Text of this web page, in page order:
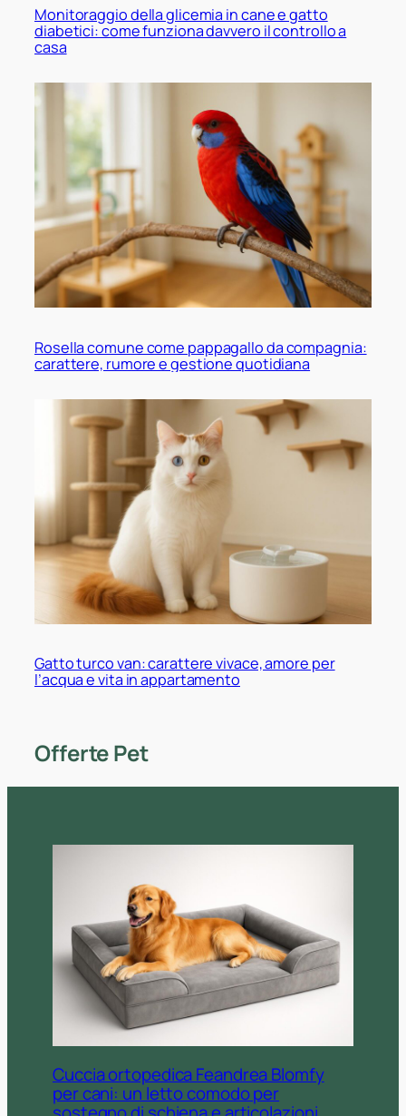
Monitoraggio della glicemia in cane e gatto
diabetici: come funziona davvero il controllo a
casa
Rosella comune come pappagallo da compagnia:
carattere, rumore e gestione quotidiana
Gatto turco van: carattere vivace, amore per
l’acqua e vita in appartamento
Offerte Pet
Cuccia ortopedica Feandrea Blomfy
per cani: un letto comodo per